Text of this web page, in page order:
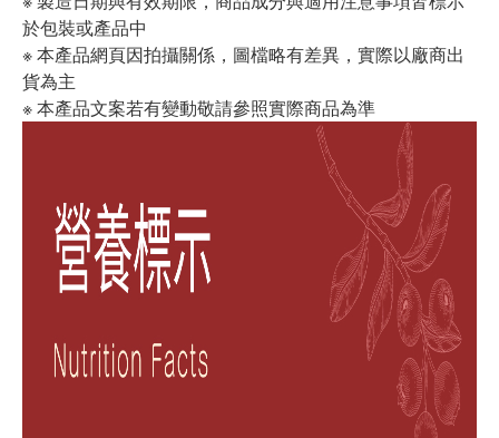
於包裝或產品中
※ 本產品網頁因拍攝關係，圖檔略有差異，實際以廠商出
貨為主
※ 本產品文案若有變動敬請參照實際商品為準